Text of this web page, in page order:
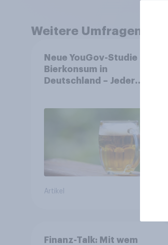
Weitere Umfragen
Neue YouGov-Studie zum
Bierkonsum in
Deutschland – Jeder
um über 23 Prozent
Artikel
Finanz-Talk: Mit wem